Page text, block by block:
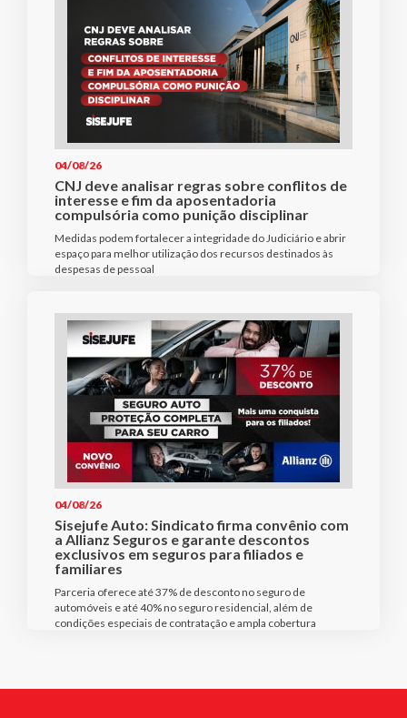
04/08/26
CNJ deve analisar regras sobre conflitos de
interesse e fim da aposentadoria
compulsória como punição disciplinar
Medidas podem fortalecer a integridade do Judiciário e abrir
espaço para melhor utilização dos recursos destinados às
despesas de pessoal
04/08/26
Sisejufe Auto: Sindicato firma convênio com
a Allianz Seguros e garante descontos
exclusivos em seguros para filiados e
familiares
Parceria oferece até 37% de desconto no seguro de
automóveis e até 40% no seguro residencial, além de
condições especiais de contratação e ampla cobertura